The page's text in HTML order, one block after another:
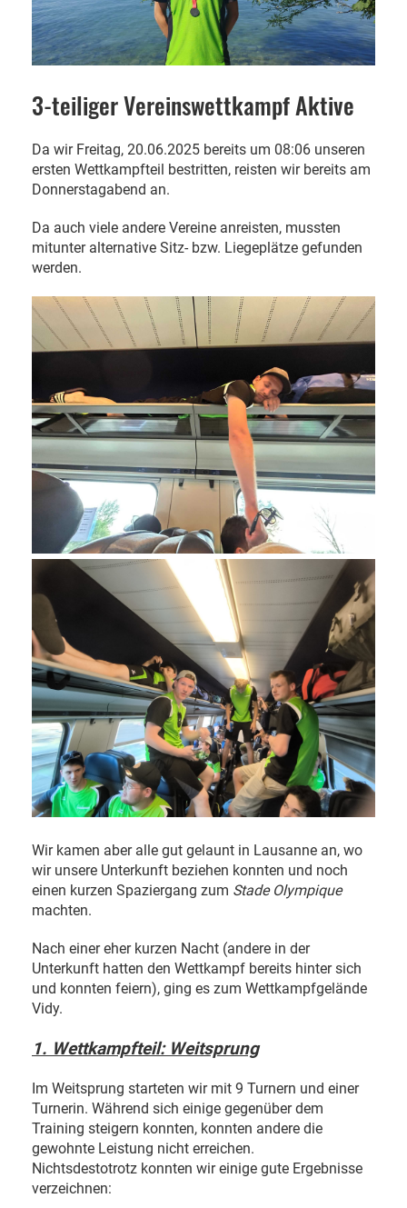
3-teiliger Vereinswettkampf Aktive
Da wir Freitag, 20.06.2025 bereits um 08:06 unseren
ersten Wettkampfteil bestritten, reisten wir bereits am
Donnerstagabend an.
Da auch viele andere Vereine anreisten, mussten
mitunter alternative Sitz- bzw. Liegeplätze gefunden
werden.
Wir kamen aber alle gut gelaunt in Lausanne an, wo
wir unsere Unterkunft beziehen konnten und noch
einen kurzen Spaziergang zum Stade Olympique
machten.
Nach einer eher kurzen Nacht (andere in der
Unterkunft hatten den Wettkampf bereits hinter sich
und konnten feiern), ging es zum Wettkampfgelände
Vidy.
1. Wettkampfteil: Weitsprung
Im Weitsprung starteten wir mit 9 Turnern und einer
Turnerin. Während sich einige gegenüber dem
Training steigern konnten, konnten andere die
gewohnte Leistung nicht erreichen.
Nichtsdestotrotz konnten wir einige gute Ergebnisse
verzeichnen: